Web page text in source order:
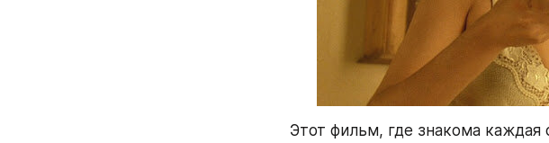
Этот фильм, где знакома